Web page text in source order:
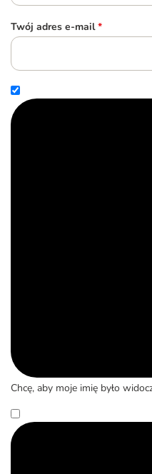
Twój adres e-mail *
Chcę, aby moje imię było